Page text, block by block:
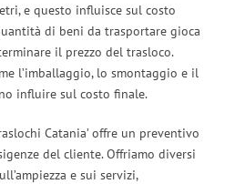
e questo influisce sul costo
di beni da trasportare gioca
il prezzo del trasloco.
l’imballaggio, lo smontaggio e il
influire sul costo finale.
Catania’ offre un preventivo
del cliente. Offriamo diversi
e sui servizi,